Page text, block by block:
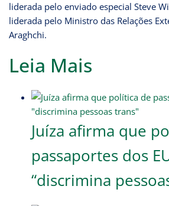
liderada pelo enviado especial Steve
liderada pelo Ministro das Relações
Araghchi.
Leia Mais
Juíza afirma que
passaportes dos
“discrimina